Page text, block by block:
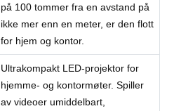
på 100 tommer fra en avstand på
ikke mer enn en meter, er den flott
for hjem og kontor.
Ultrakompakt LED-projektor for
hjemme- og kontormøter. Spiller
av videoer umiddelbart,